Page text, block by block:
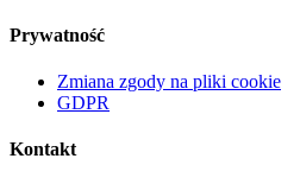
Prywatność
Zmiana zgody na pliki cookie
GDPR
Kontakt